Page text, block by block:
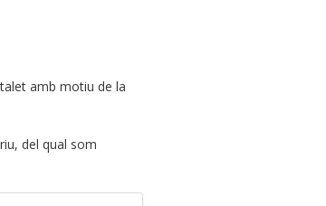
amb motiu de la
del qual som